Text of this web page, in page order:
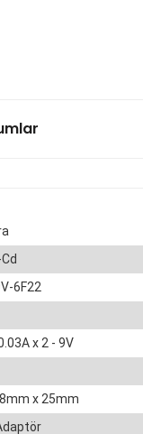
6F22
x 2 - 9V
x 25mm